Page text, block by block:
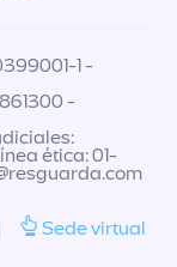
1 -
-
ética: 01-
Sede virtual